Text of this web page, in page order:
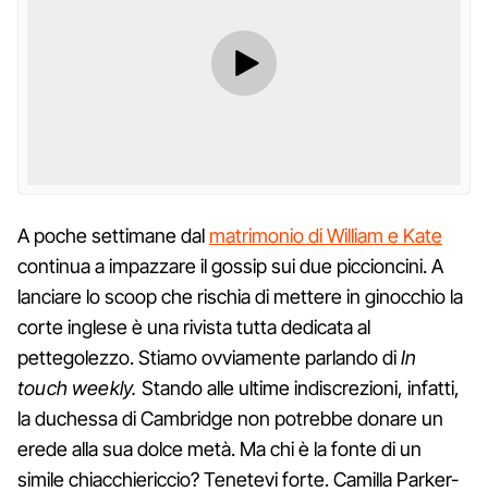
A poche settimane dal matrimonio di William e Kate
continua a impazzare il gossip sui due piccioncini. A
lanciare lo scoop che rischia di mettere in ginocchio la
corte inglese è una rivista tutta dedicata al
pettegolezzo. Stiamo ovviamente parlando diIn
touch weekly. Stando alle ultime indiscrezioni, infatti,
la duchessa di Cambridge non potrebbe donare un
erede alla sua dolce metà. Ma chi è la fonte di un
simile chiacchiericcio? Tenetevi forte. Camilla Parker-